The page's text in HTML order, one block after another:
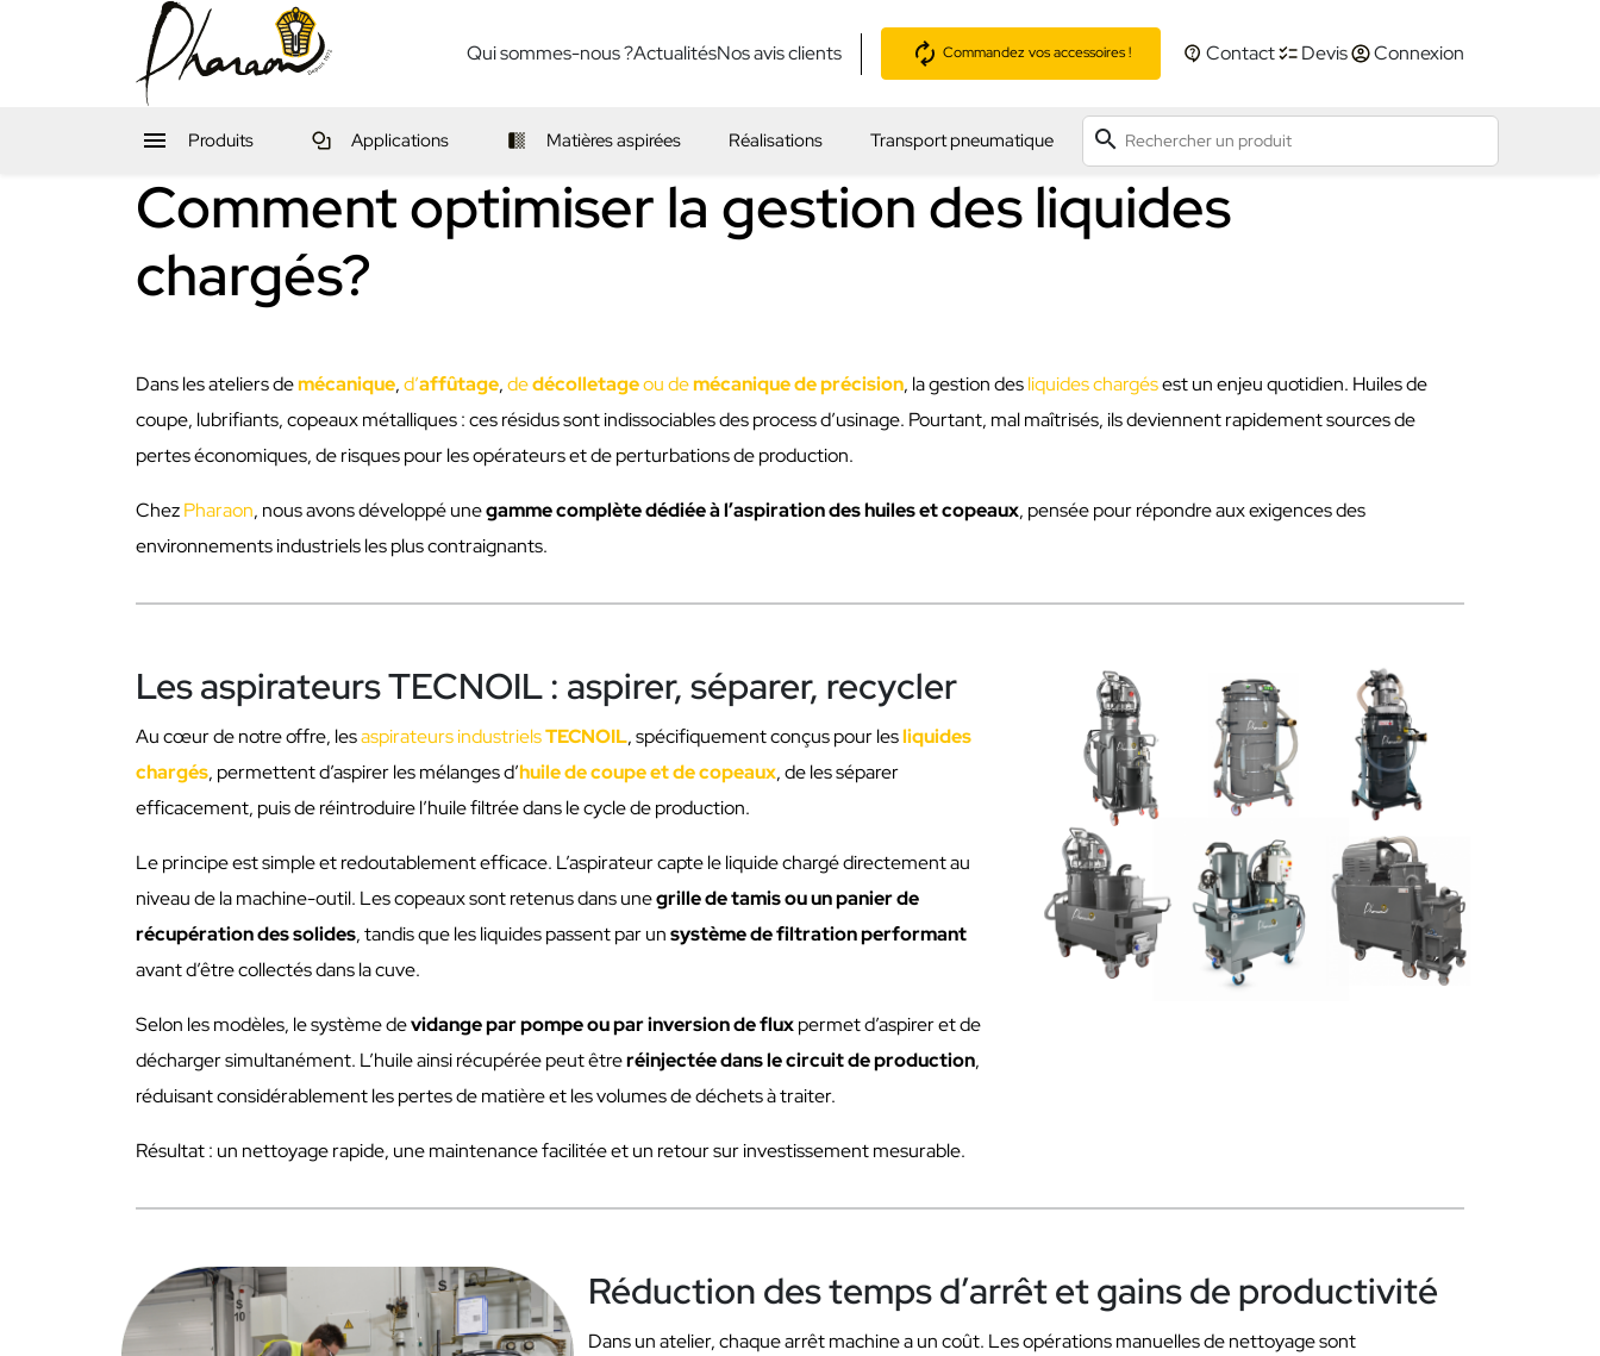
Qui sommes-nous ?ActualitésNos avis clients Commandez vos accessoires ! Contact Devis Connexion
 Produits Applications Matières aspirées Réalisations Transport pneumatique search
Comment optimiser la gestion des liquides
chargés?
Dans les ateliers demécanique,d’affûtage,dedécolletageou demécanique de précision, la gestion desliquides chargésest un enjeu quotidien. Huiles de
coupe, lubrifiants, copeaux métalliques : ces résidus sont indissociables des process d’usinage. Pourtant, mal maîtrisés, ils deviennent rapidement sources de
pertes économiques, de risques pour les opérateurs et de perturbations de production.
ChezPharaon, nous avons développé unegamme complète dédiée à l’aspiration des huiles et copeaux, pensée pour répondre aux exigences des
environnements industriels les plus contraignants.
Les aspirateurs TECNOIL : aspirer, séparer, recycler
Au cœur de notre offre, lesaspirateurs industrielsTECNOIL, spécifiquement conçus pour lesliquides
chargés, permettent d’aspirer les mélanges d’huile de coupe et de copeaux, de les séparer
efficacement, puis de réintroduire l’huile filtrée dans le cycle de production.
Le principe est simple et redoutablement efficace. L’aspirateur capte le liquide chargé directement au
niveau de la machine-outil. Les copeaux sont retenus dans unegrille de tamis ou un panier de
récupération des solides, tandis que les liquides passent par unsystème de filtration performant
avant d’être collectés dans la cuve.
Selon les modèles, le système devidange par pompe ou par inversion de fluxpermet d’aspirer et de
décharger simultanément. L’huile ainsi récupérée peut êtreréinjectée dans le circuit de production,
réduisant considérablement les pertes de matière et les volumes de déchets à traiter.
Résultat : un nettoyage rapide, une maintenance facilitée et un retour sur investissement mesurable.
Réduction des temps d’arrêt et gains de productivité
Dans un atelier, chaque arrêt machine a un coût. Les opérations manuelles de nettoyage sont